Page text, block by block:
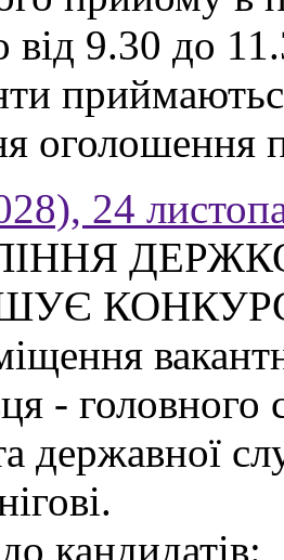
9.30 до
оголошення
24
- головного
державної
кандидатів: